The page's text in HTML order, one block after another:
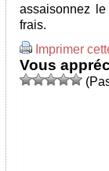
assaisonnez
frais.
Imprimer
Vous